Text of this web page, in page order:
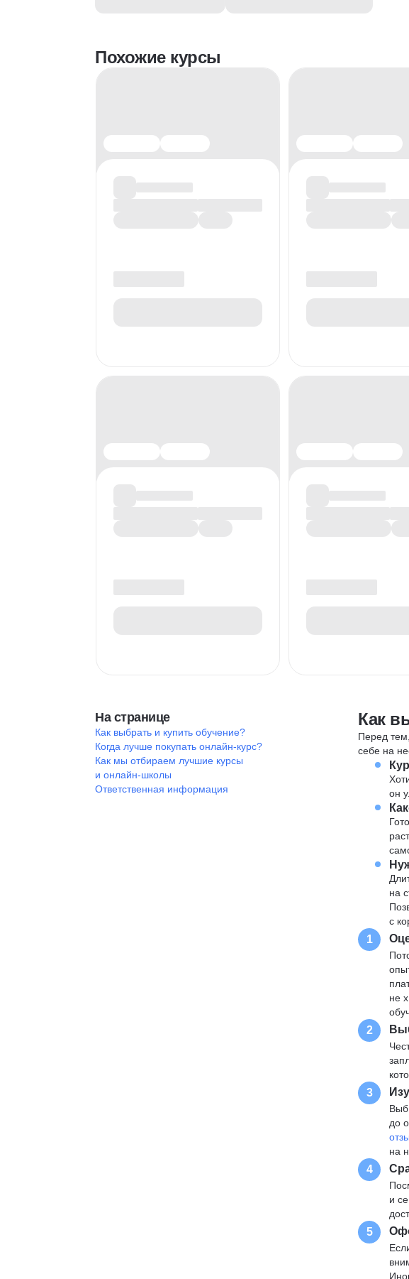
Похожие курсы
На странице
Как выбрать и купить обучение?
Когда лучше покупать онлайн-курс?
Как мы отбираем лучшие курсы
и онлайн-школы
Ответственная информация
Как
Перед
себе на
он
на
с
1
не
2
3
до
на
4
и
5